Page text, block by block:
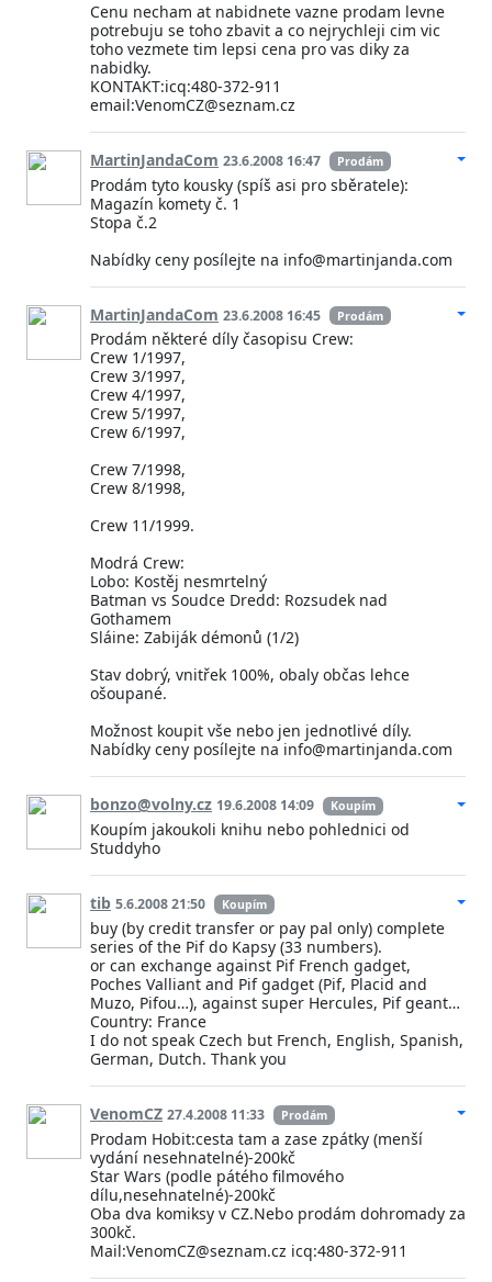
Cenu necham at nabidnete vazne prodam levne
potrebuju se toho zbavit a co nejrychleji cim vic
toho vezmete tim lepsi cena pro vas diky za
nabidky.
KONTAKT:icq:480-372-911
email:VenomCZ@seznam.cz
MartinJandaCom 23.6.2008 16:47 Prodám
Prodám tyto kousky (spíš asi pro sběratele):
Magazín komety č. 1
Stopa č.2
Nabídky ceny posílejte na info@martinjanda.com
MartinJandaCom 23.6.2008 16:45 Prodám
Prodám některé díly časopisu Crew:
Crew 1/1997,
Crew 3/1997,
Crew 4/1997,
Crew 5/1997,
Crew 6/1997,
Crew 7/1998,
Crew 8/1998,
Crew 11/1999.
Modrá Crew:
Lobo: Kostěj nesmrtelný
Batman vs Soudce Dredd: Rozsudek nad
Gothamem
Sláine: Zabiják démonů (1/2)
Stav dobrý, vnitřek 100%, obaly občas lehce
ošoupané.
Možnost koupit vše nebo jen jednotlivé díly.
Nabídky ceny posílejte na info@martinjanda.com
bonzo@volny.cz 19.6.2008 14:09 Koupím
Koupím jakoukoli knihu nebo pohlednici od
Studdyho
tib 5.6.2008 21:50 Koupím
buy (by credit transfer or pay pal only) complete
series of the Pif do Kapsy (33 numbers).
or can exchange against Pif French gadget,
Poches Valliant and Pif gadget (Pif, Placid and
Muzo, Pifou…), against super Hercules, Pif geant…
Country: France
I do not speak Czech but French, English, Spanish,
German, Dutch. Thank you
VenomCZ 27.4.2008 11:33 Prodám
Prodam Hobit:cesta tam a zase zpátky (menší
vydání nesehnatelné)-200kč
Star Wars (podle pátého filmového
dílu,nesehnatelné)-200kč
Oba dva komiksy v CZ.Nebo prodám dohromady za
300kč.
Mail:VenomCZ@seznam.cz icq:480-372-911